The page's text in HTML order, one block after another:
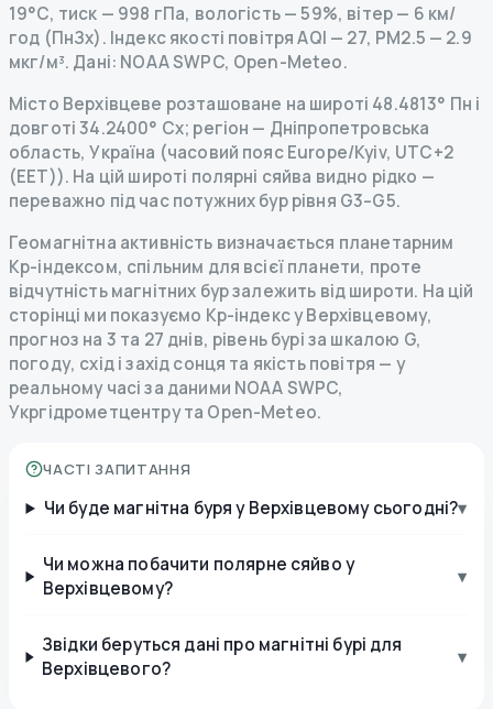
19°C, тиск — 998 гПа, вологість — 59%, вітер — 6 км/
год (ПнЗх). Індекс якості повітря AQI — 27, PM2.5 — 2.9
мкг/м³. Дані: NOAA SWPC, Open-Meteo.
Місто Верхівцеве розташоване на широті 48.4813° Пн і
довготі 34.2400° Сх; регіон — Дніпропетровська
область, Україна (часовий пояс Europe/Kyiv, UTC+2
(EET)). На цій широті полярні сяйва видно рідко —
переважно під час потужних бур рівня G3–G5.
Геомагнітна активність визначається планетарним
Kp-індексом, спільним для всієї планети, проте
відчутність магнітних бур залежить від широти. На цій
сторінці ми показуємо Kp-індекс у Верхівцевому,
прогноз на 3 та 27 днів, рівень бурі за шкалою G,
погоду, схід і захід сонця та якість повітря — у
реальному часі за даними NOAA SWPC,
Укргідрометцентру та Open-Meteo.
ЧАСТІ ЗАПИТАННЯ
Чи буде магнітна буря у Верхівцевому сьогодні?▾
Чи можна побачити полярне сяйво у
Верхівцевому?
▾
Звідки беруться дані про магнітні бурі для
Верхівцевого?
▾